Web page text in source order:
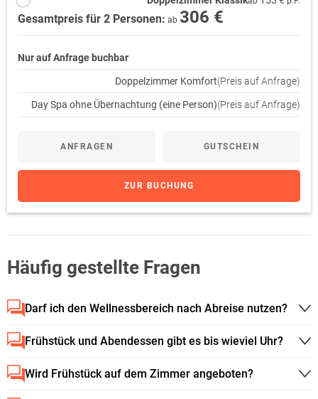
Gesamtpreis für 2 Personen: ab 306 €
Nur auf Anfrage buchbar
Doppelzimmer Komfort(Preis auf Anfrage)
Day Spa ohne Übernachtung (eine Person)(Preis auf Anfrage)
ANFRAGEN GUTSCHEIN
ZUR BUCHUNG
Häufig gestellte Fragen
Darf ich den Wellnessbereich nach Abreise nutzen?
Frühstück und Abendessen gibt es bis wieviel Uhr?
Wird Frühstück auf dem Zimmer angeboten?